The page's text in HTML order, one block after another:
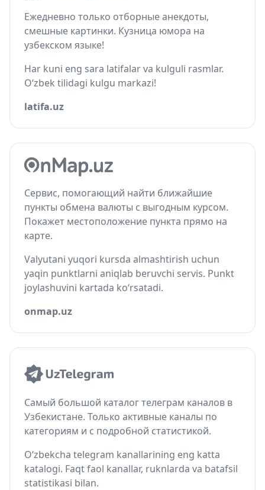
Ежедневно только отборные анекдоты,
смешные картинки. Кузница юмора на
узбекском языке!
Har kuni eng sara latifalar va kulguli rasmlar.
O‘zbek tilidagi kulgu markazi!
latifa.uz
Сервис, помогающий найти ближайшие
пункты обмена валюты с выгодным курсом.
Покажет местоположение пункта прямо на
карте.
Valyutani yuqori kursda almashtirish uchun
yaqin punktlarni aniqlab beruvchi servis. Punkt
joylashuvini kartada ko‘rsatadi.
onmap.uz
Самый большой каталог телеграм каналов в
Узбекистане. Только активные каналы по
категориям и с подробной статистикой.
O‘zbekcha telegram kanallarining eng katta
katalogi. Faqt faol kanallar, ruknlarda va batafsil
statistikasi bilan.